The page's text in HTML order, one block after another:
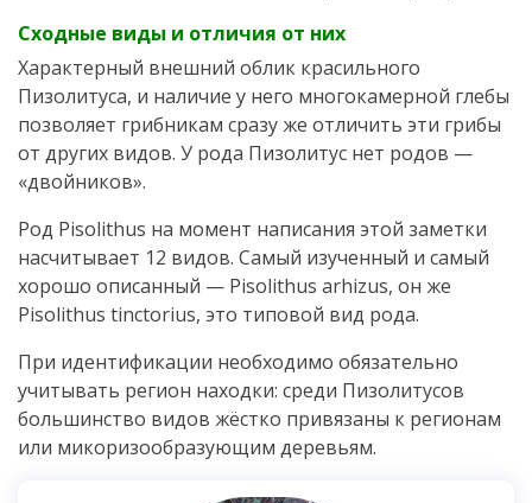
Сходные виды и отличия от них
Характерный внешний облик красильного
Пизолитуса, и наличие у него многокамерной глебы
позволяет грибникам сразу же отличить эти грибы
от других видов. У рода Пизолитус нет родов —
«двойников».
Род Pisolithus на момент написания этой заметки
насчитывает 12 видов. Самый изученный и самый
хорошо описанный — Pisolithus arhizus, он же
Pisolithus tinctorius, это типовой вид рода.
При идентификации необходимо обязательно
учитывать регион находки: среди Пизолитусов
большинство видов жёстко привязаны к регионам
или микоризообразующим деревьям.